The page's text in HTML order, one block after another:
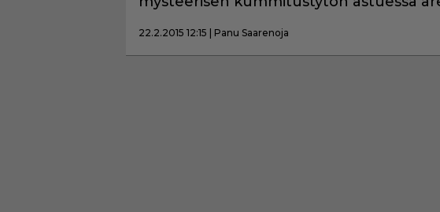
22.2.2015 12:15 | Panu Saarenoja